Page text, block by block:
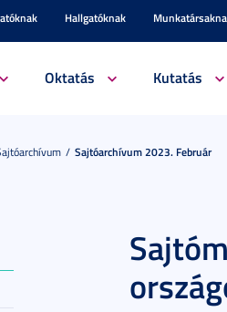
Hallgatóknak
Oktatás Kutatás
Sajtóarchívum 2023. Február